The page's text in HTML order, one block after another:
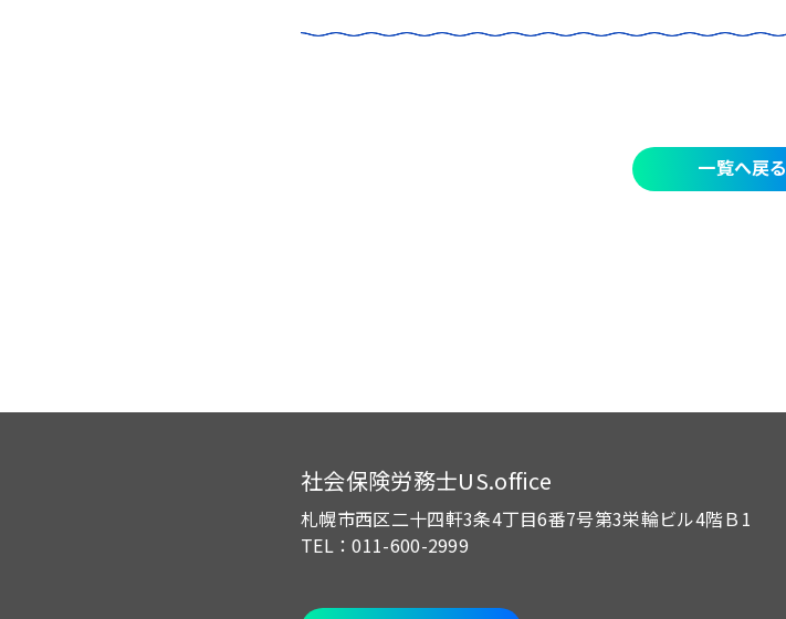
一覧へ戻る
社会保険労務士US.office
札幌市西区二十四軒3条4丁目6番7号第3栄輪ビル4階Ｂ1
TEL：011-600-2999